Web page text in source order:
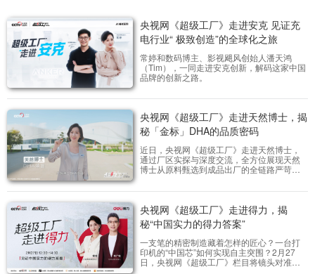
央视网《超级工厂》走进安克 见证充
电行业“ 极致创造”的全球化之旅
常婷和数码博主、影视飓风创始人潘天鸿
（Tim），一同走进安克创新，解码这家中国
品牌的创新之路。
央视网《超级工厂》走进天然博士，揭
秘「金标」DHA的品质密码
近日，央视网《超级工厂》走进天然博士，
通过厂区实探与深度交流，全方位展现天然
博士从原料甄选到成品出厂的全链路严苛品
质密码。
央视网《超级工厂》走进得力，揭
秘“中国实力的得力答案”
一支笔的精密制造藏着怎样的匠心？一台打
印机的“中国芯”如何实现自主突围？2月27
日，央视网《超级工厂》栏目将镜头对准深